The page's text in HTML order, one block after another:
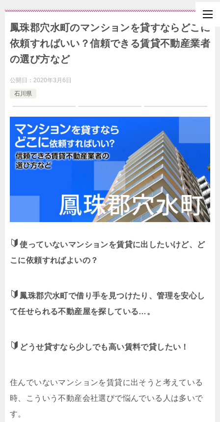
鳳珠郡穴水町のマンションを貸すならどこに
依頼すればいい？信頼できる賃貸不動産業者
の選び方など
公開日： 2020年3月6日
石川県
使っていないマンションを賃貸に出したいけど、ど
こに依頼すればよいの？
鳳珠郡穴水町で借り手を見つけたり、管理を安心し
て任せられる不動産屋を探している…。
どうせ貸すなら少しでも高い賃料で貸したい！
住んでいないマンションを賃貸に出そうと考えている
時、こういう不動産会社選びで悩んでいる人は多いで
す。